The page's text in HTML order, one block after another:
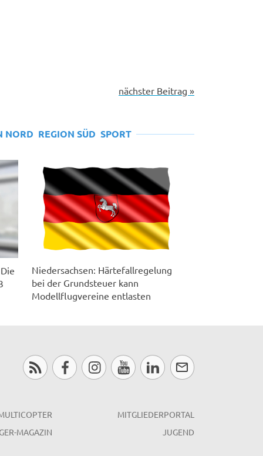
nächster Beitrag »
NORD REGION SÜD SPORT
Niedersachsen: Härtefallregelung
bei der Grundsteuer kann
Modellflugvereine entlasten
MAGAZIN
MITGLIEDERPORTAL
JUGEND